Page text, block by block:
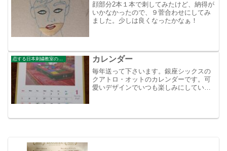
顔部分2本１本で刺してみたけど、納得が
いかなかったので、９菅合わせにしてみ
ました。少しは良くなったかなぁ！
恋する日本刺繍教室のブログ カレンダー
毎年送って下さいます。銀座シックスの
クアトロ・オットのカレンダーです。可
愛いデザインでいつも楽しみにしている